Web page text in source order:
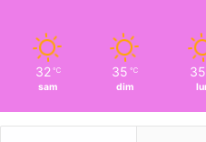
32 ℃
sam
35 ℃
dim
35